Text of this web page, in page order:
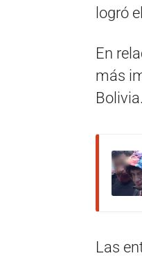
logró
En
más
Bolivia.
Las